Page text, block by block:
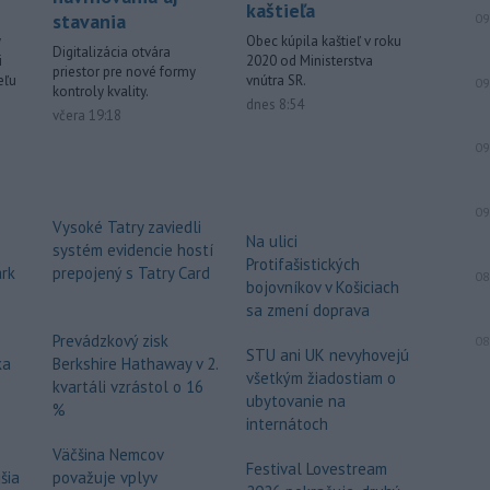
- Building Information
Modeling) už nie je vízia
budúcnosti, ale zásadne
spôsob navrhovania, koordinovania aj
stavania
Digitalizácia otvára
priestor pre nové formy
kontroly kvality.
včera 19:18
Vysoké Tatry zaviedli
systém evidencie hostí
prepojený s Tatry Card
Prevádzkový zisk
Berkshire Hathaway v 2.
kvartáli vzrástol o 16
%
Väčšina Nemcov
považuje vplyv
kaštieľa
Obec kúpila kaštieľ v roku
2020 od Ministerstva
vnútra SR.
dnes 8:54
Na ulici
Protifašistických
bojovníkov v Košiciach
sa zmení doprava
STU ani UK nevyhovejú
všetkým žiadostiam o
ubytovanie na
internátoch
Festival Lovestream